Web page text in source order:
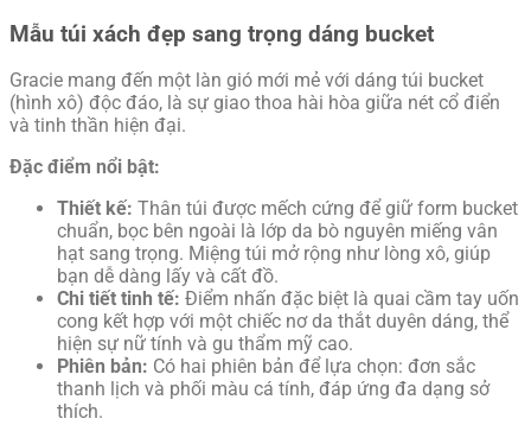
Mẫu túi xách đẹp sang trọng dáng bucket
Gracie mang đến một làn gió mới mẻ với dáng túi bucket
(hình xô) độc đáo, là sự giao thoa hài hòa giữa nét cổ điển
và tinh thần hiện đại.
Đặc điểm nổi bật:
Thiết kế: Thân túi được mếch cứng để giữ form bucket
chuẩn, bọc bên ngoài là lớp da bò nguyên miếng vân
hạt sang trọng. Miệng túi mở rộng như lòng xô, giúp
bạn dễ dàng lấy và cất đồ.
Chi tiết tinh tế: Điểm nhấn đặc biệt là quai cầm tay uốn
cong kết hợp với một chiếc nơ da thắt duyên dáng, thể
hiện sự nữ tính và gu thẩm mỹ cao.
Phiên bản: Có hai phiên bản để lựa chọn: đơn sắc
thanh lịch và phối màu cá tính, đáp ứng đa dạng sở
thích.